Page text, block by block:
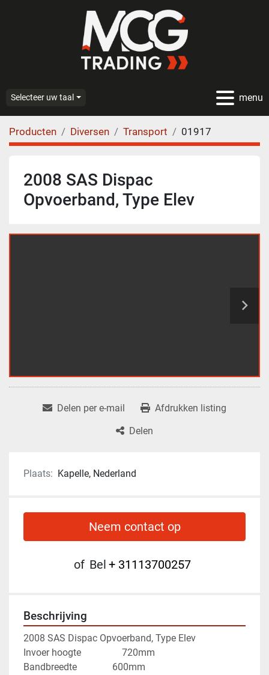
menu
Selecteer uw taal
Producten Diversen Transport 01917
2008 SAS Dispac
Opvoerband, Type Elev
Delen per e-mail
Afdrukken listing
Delen
Plaats: Kapelle, Nederland
Neem contact op
of Bel + 31113700257
Beschrijving
2008 SAS Dispac Opvoerband, Type Elev
Invoer hoogte		 		 720mm
Bandbreedte 	     		 600mm